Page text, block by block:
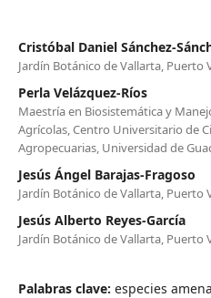
Cristóbal Daniel Sánchez-
Jardín Botánico de Vallarta, Puerto
Perla Velázquez-Ríos
Maestría en Biosistemática y
Agrícolas, Centro Universitario de
Agropecuarias, Universidad de
Jesús Ángel Barajas-Fragoso
Jardín Botánico de Vallarta, Puerto
Jesús Alberto Reyes-García
Jardín Botánico de Vallarta, Puerto
Palabras clave: especies